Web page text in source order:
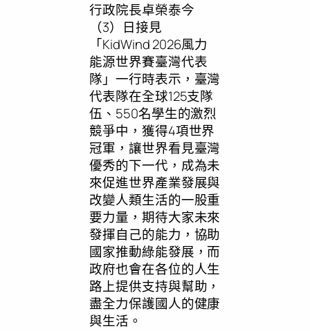
行政院長卓榮泰今
（3）日接見
「KidWind 2026風力
能源世界賽臺灣代表
隊」一行時表示，臺灣
代表隊在全球125支隊
伍、550名學生的激烈
競爭中，獲得4項世界
冠軍，讓世界看見臺灣
優秀的下一代，成為未
來促進世界產業發展與
改變人類生活的一股重
要力量，期待大家未來
發揮自己的能力，協助
國家推動綠能發展，而
政府也會在各位的人生
路上提供支持與幫助，
盡全力保護國人的健康
與生活。